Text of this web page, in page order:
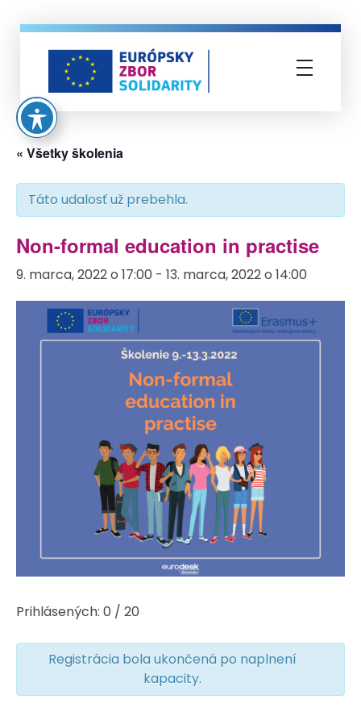
« Všetky školenia
Táto udalosť už prebehla.
Non-formal education in practise
9. marca, 2022 o 17:00 - 13. marca, 2022 o 14:00
Prihlásených: 0 / 20
Registrácia bola ukončená po naplnení
kapacity.